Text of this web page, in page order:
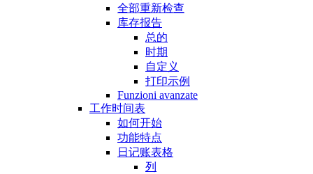
全部重新检查
库存报告
总的
时期
自定义
打印示例
Funzioni avanzate
工作时间表
如何开始
功能特点
日记账表格
列